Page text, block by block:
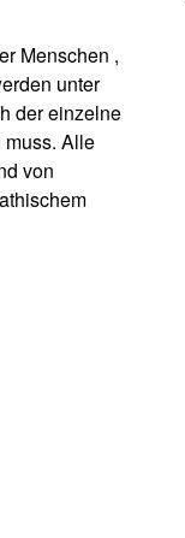
Menschen ,
unter
der einzelne
Alle
von